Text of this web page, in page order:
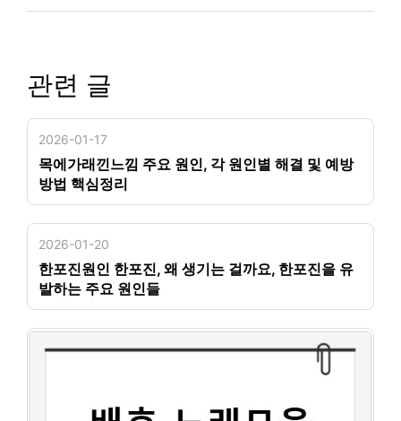
관련 글
2026-01-17
목에가래낀느낌 주요 원인, 각 원인별 해결 및 예방
방법 핵심정리
2026-01-20
한포진원인 한포진, 왜 생기는 걸까요, 한포진을 유
발하는 주요 원인들